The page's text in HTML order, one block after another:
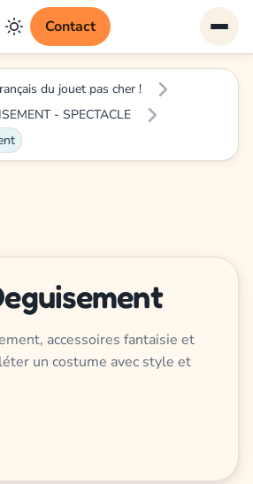
Contact
du jouet pas cher !
- SPECTACLE
accessoires fantaisie et
un costume avec style et